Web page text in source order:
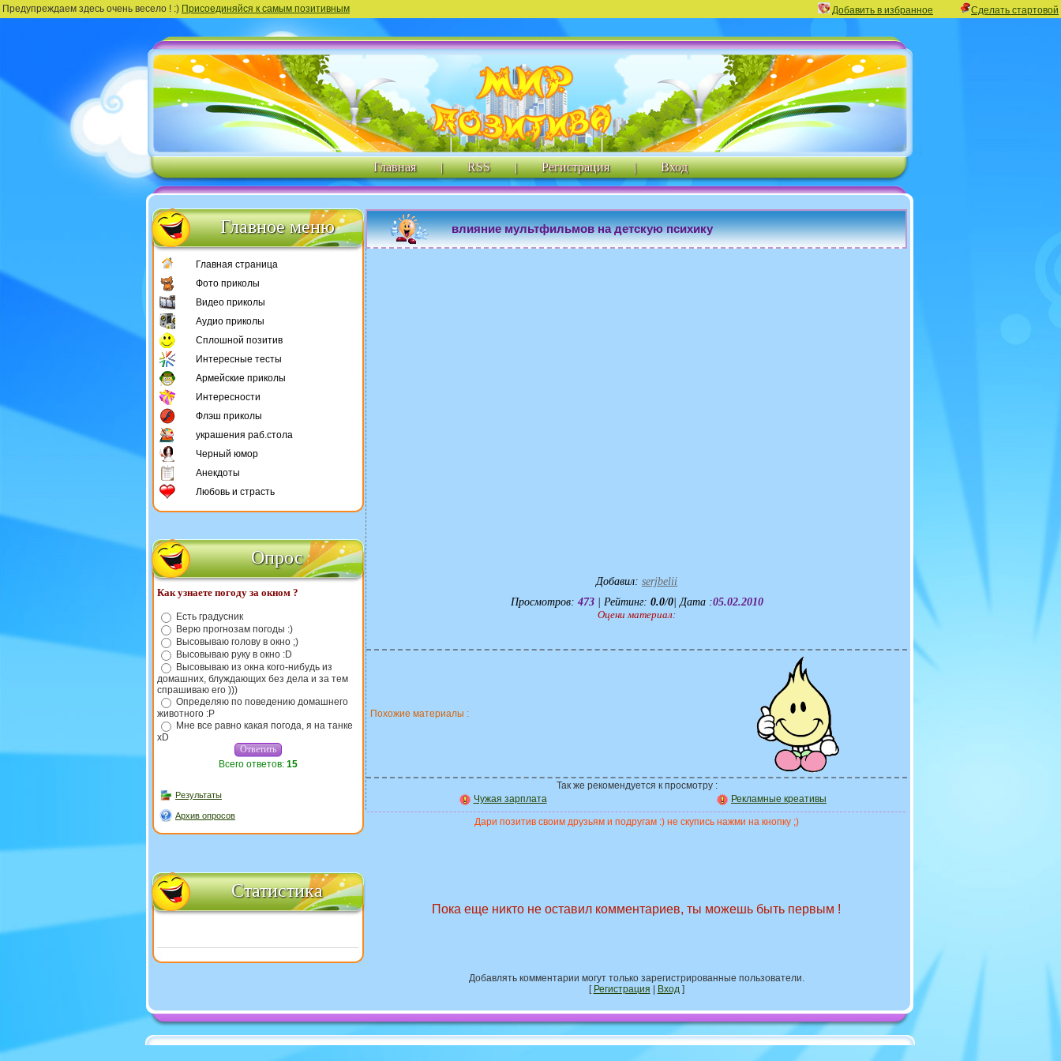
Предупреждаем здесь очень весело ! :) Присоединяйся к самым позитивным Добавить в избранное Сделать стартовой
Главная | RSS | Регистрация | Вход
Главное меню
Главная страница
Фото приколы
Видео приколы
Аудио приколы
Сплошной позитив
Интересные тесты
Армейские приколы
Интересности
Флэш приколы
украшения раб.стола
Черный юмор
Анекдоты
Любовь и страсть
Опрос
Как узнаете погоду за окном ?
Есть градусник
Верю прогнозам погоды :)
Высовываю голову в окно ;)
Высовываю руку в окно :D
Высовываю из окна кого-нибудь из
домашних, блуждающих без дела и за тем
спрашиваю его )))
Определяю по поведению домашнего
животного :P
Мне все равно какая погода, я на танке
xD
Всего ответов: 15
Результаты
Архив опросов
Статистика
влияние мультфильмов на детскую психику
Добавил: serjbelii
Просмотров: 473| Рейтинг: 0.0/0| Дата :05.02.2010
Оцени материал:
Похожие материалы :
Так же рекомендуется к просмотру :
Чужая зарплата
Рекламные креативы
Дари позитив своим друзьям и подругам :) не скупись нажми на кнопку ;)
Пока еще никто не оставил комментариев, ты можешь быть первым !
Добавлять комментарии могут только зарегистрированные пользователи.
[ Регистрация Вход]